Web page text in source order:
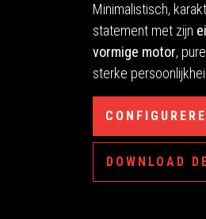
Minimalistisch,
statement met zijn
vormige motor,
sterke
DOWNLOAD